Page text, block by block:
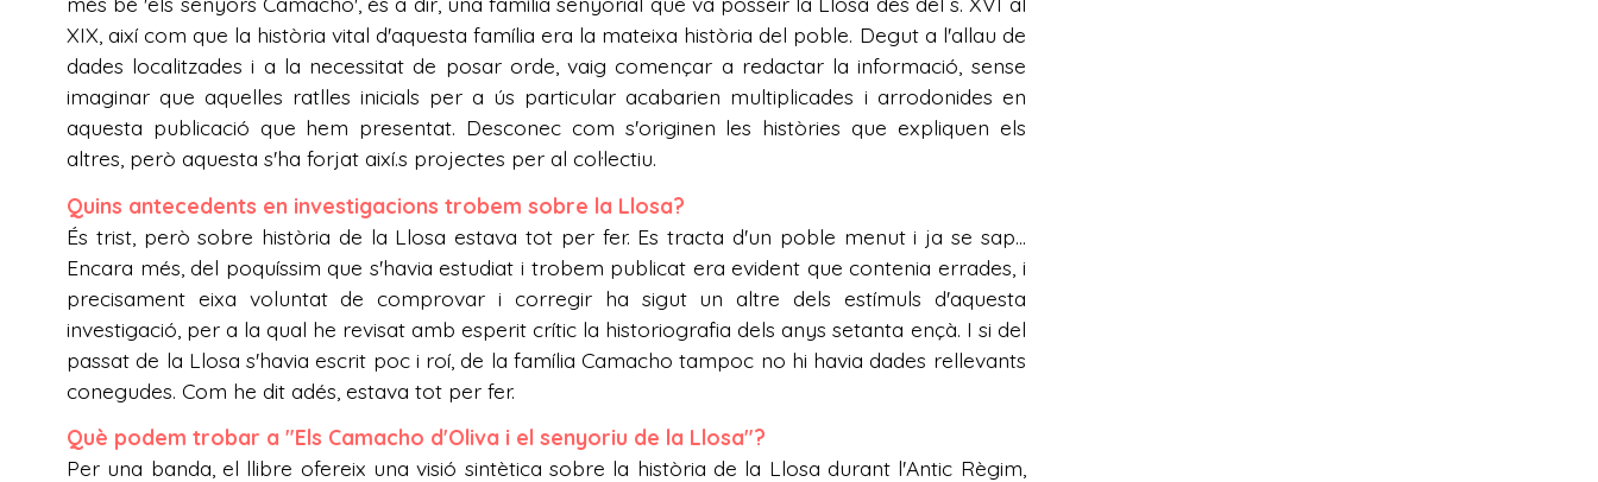
XIX, així com que la història vital d'aquesta família era la mateixa història del poble. Degut a l'allau de
dades localitzades i a la necessitat de posar orde, vaig començar a redactar la informació, sense
imaginar que aquelles ratlles inicials per a ús particular acabarien multiplicades i arrodonides en
aquesta publicació que hem presentat. Desconec com s'originen les històries que expliquen els
altres, però aquesta s'ha forjat així.s projectes per al col·lectiu.
Quins antecedents en investigacions trobem sobre la Llosa?
És trist, però sobre història de la Llosa estava tot per fer. Es tracta d'un poble menut i ja se sap...
Encara més, del poquíssim que s'havia estudiat i trobem publicat era evident que contenia errades, i
precisament eixa voluntat de comprovar i corregir ha sigut un altre dels estímuls d'aquesta
investigació, per a la qual he revisat amb esperit crític la historiografia dels anys setanta ençà. I si del
passat de la Llosa s'havia escrit poc i roí, de la família Camacho tampoc no hi havia dades rellevants
conegudes. Com he dit adés, estava tot per fer.
Què podem trobar a "Els Camacho d'Oliva i el senyoriu de la Llosa"?
Per una banda, el llibre ofereix una visió sintètica sobre la història de la Llosa durant l'Antic Règim,